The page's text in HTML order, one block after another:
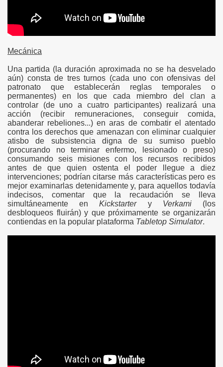
Mecánica
Una partida (la duración aproximada no se ha desvelado
aún) consta de tres turnos (cada uno con ofensivas del
patronato que establecerán reglas temporales o
permanentes) en los que cada miembro del clan a
controlar (de uno a cuatro participantes) realizará una
acción (recibir remuneraciones, conseguir comida,
abanderar rebeliones...) en aras de combatir el atentado
contra los derechos que amenazan con eliminar cualquier
atisbo de subsistencia digna de su sumiso pueblo
(procurando no terminar enfermo, lesionado o preso)
consumando seis misiones con los recursos recibidos
antes de que quien ostenta el poder llegue a diez
intervenciones; podrían citarse más características pero es
mejor examinarlas detenidamente y, para aquellos todavía
indecisos, comentar que la recaudación se lleva
simultáneamente enKickstartery Verkami(los
desbloqueos fluirán) y que próximamente se organizarán
contiendas en la popular plataforma Tabletop Simulator.